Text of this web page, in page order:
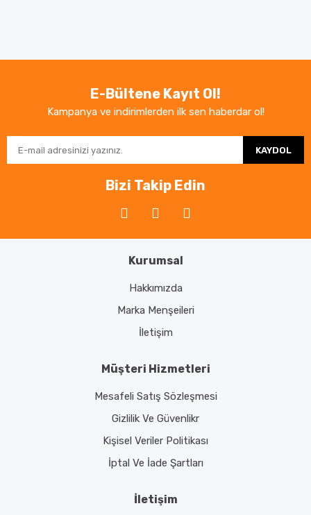
Ürün resmi kalitesiz, bozuk veya görüntülenemiyor.
Ürün açıklamasında eksik bilgiler bulunuyor.
Ürün fiyatı diğer sitelerden daha pahalı.
E-Bültene Kayıt Ol!
Kampanya ve indirimlerden ilk sen haberdar ol!
KAYDOL
Bizi Takip Edin
Kurumsal
Hakkımızda
Marka Menşeileri
İletişim
Müşteri Hizmetleri
Mesafeli Satış Sözleşmesi
Gizlilik Ve Güvenlikr
Kişisel Veriler Politikası
İptal Ve İade Şartları
İletişim